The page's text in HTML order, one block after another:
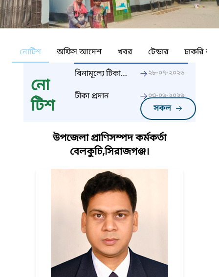
নোটিশ অফিস আদেশ খবর টেন্ডার চাকরি
নো
টিশ
সকল
বিনামূল্যে টিকা
২৮-০৭-২০২৬
টীকা প্রদান ০৩-০৬-২০২৬
উপজেলা প্রাণিসম্পদ কর্মকর্তা
বেলকুচি,সিরাজগঞ্জ।